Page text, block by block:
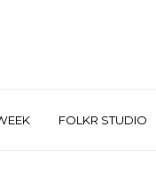
FOLKR STUDIO